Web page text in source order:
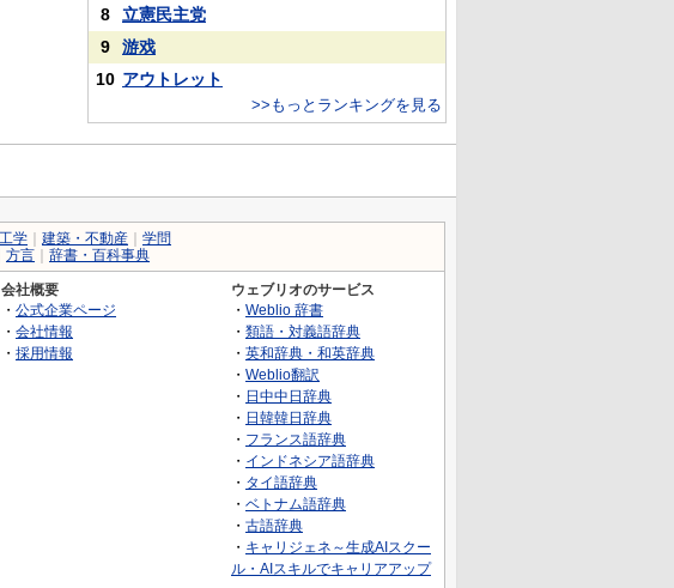
8
立憲民主党
9
游戏
10 アウトレット
>>もっとランキングを見る
工学 建築・不動産
学問
方言 辞書・百科事典
会社概要
・ 公式企業ページ
・ 会社情報
・ 採用情報
ウェブリオのサービス
・ Weblio 辞書
・ 類語・対義語辞典
・ 英和辞典・和英辞典
・ Weblio翻訳
・ 日中中日辞典
・ 日韓韓日辞典
・ フランス語辞典
・ インドネシア語辞典
・ タイ語辞典
・ ベトナム語辞典
・ 古語辞典
・ キャリジェネ～生成AIスクー
ル・AIスキルでキャリアアップ